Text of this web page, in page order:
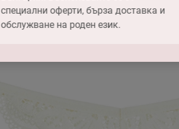
специални оферти, бърза доставка и
обслужване на роден език.